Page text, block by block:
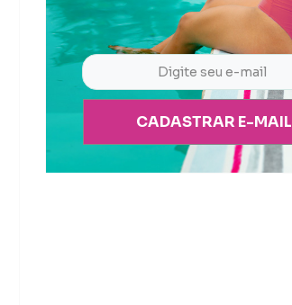
CADASTRAR E-MAIL